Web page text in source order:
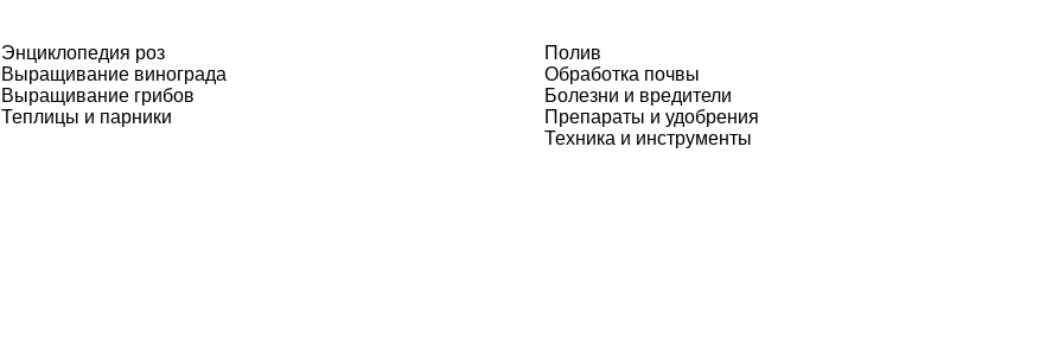
Энциклопедия роз
Выращивание винограда
Выращивание грибов
Теплицы и парники
Полив
Обработка почвы
Болезни и вредители
Препараты и удобрения
Техника и инструменты